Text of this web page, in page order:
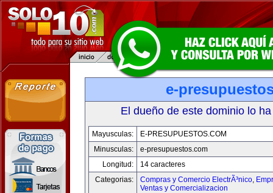
e-
El dueño de este dominio lo
Mayusculas:
E-PRESUPUESTOS.COM
Minusculas:
e-presupuestos.com
Longitud:
14 caracteres
Categorias:
Compras y Comercio ElectrÃ³nico,
Ventas y Comercializacion